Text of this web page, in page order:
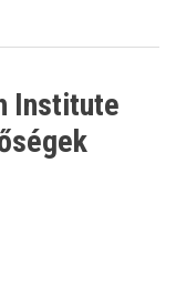
Institute